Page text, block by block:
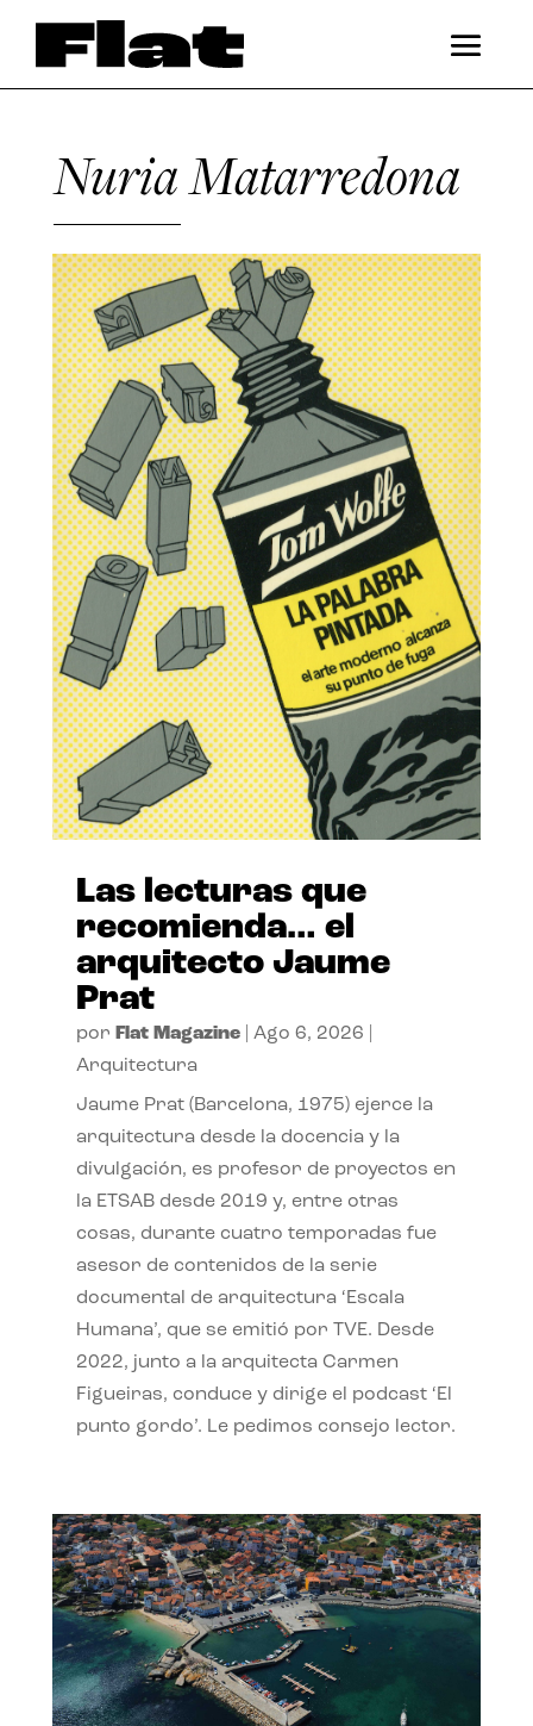
Nuria Matarredona
Las lecturas que
recomienda… el
arquitecto Jaume
Prat
por Flat Magazine| Ago 6, 2026
Arquitectura
Jaume Prat (Barcelona, 1975) ejerce la
arquitectura desde la docencia y la
divulgación, es profesor de proyectos en
la ETSAB desde 2019 y, entre otras
cosas, durante cuatro temporadas fue
asesor de contenidos de la serie
documental de arquitectura ‘Escala
Humana’, que se emitió por TVE. Desde
2022, junto a la arquitecta Carmen
Figueiras, conduce y dirige el podcast ‘El
punto gordo’. Le pedimos consejo lector.